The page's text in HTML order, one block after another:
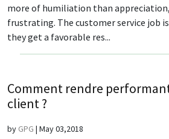
more of humiliation than
frustrating. The customer service job
they get a favorable res...
Comment rendre
client ?
by GPG | May 03,2018